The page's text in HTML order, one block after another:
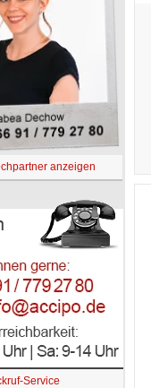
anzeigen
Service